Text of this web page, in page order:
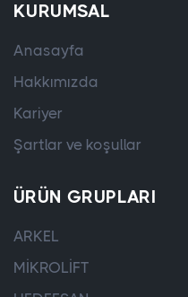
KURUMSAL
Anasayfa
Hakkımızda
Kariyer
Şartlar ve koşullar
ÜRÜN GRUPLARI
ARKEL
MİKROLİFT